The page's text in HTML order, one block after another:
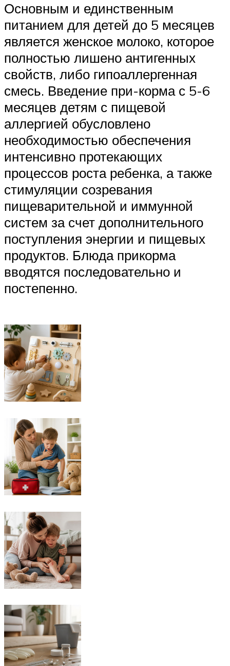
Основным и единственным
питанием для детей до 5 месяцев
является женское молоко, которое
полностью лишено антигенных
свойств, либо гипоаллергенная
смесь. Введение при-корма с 5-6
месяцев детям с пищевой
аллергией обусловлено
необходимостью обеспечения
интенсивно протекающих
процессов роста ребенка, а также
стимуляции созревания
пищеварительной и иммунной
систем за счет дополнительного
поступления энергии и пищевых
продуктов. Блюда прикорма
вводятся последовательно и
постепенно.